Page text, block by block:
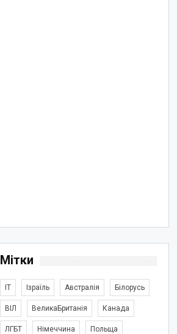
Мітки
IT Ізраїль Австралія Білорусь
ВІЛ ВеликаБританія Канада
ЛГБТ Німеччина Польща